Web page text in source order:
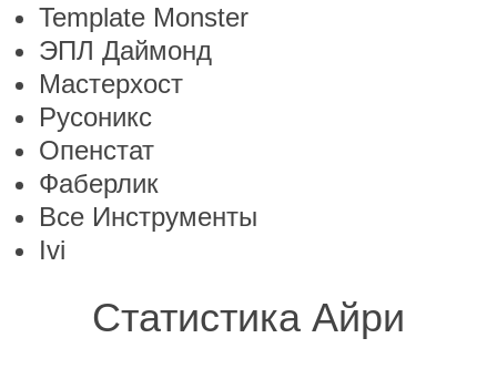
Template Monster
ЭПЛ Даймонд
Мастерхост
Русоникс
Опенстат
Фаберлик
Все Инструменты
Ivi
Статистика Айри